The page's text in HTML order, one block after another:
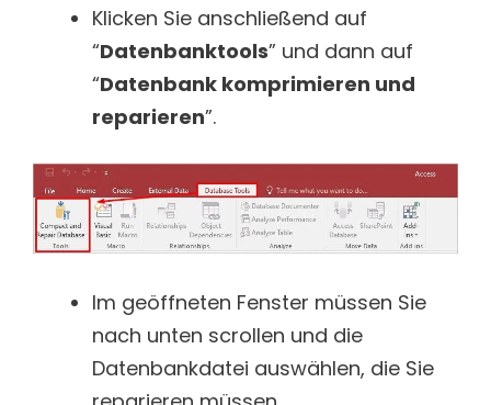
Klicken Sie anschließend auf
“Datenbanktools” und dann auf
“Datenbank komprimieren und
reparieren”.
Im geöffneten Fenster müssen Sie
nach unten scrollen und die
Datenbankdatei auswählen, die Sie